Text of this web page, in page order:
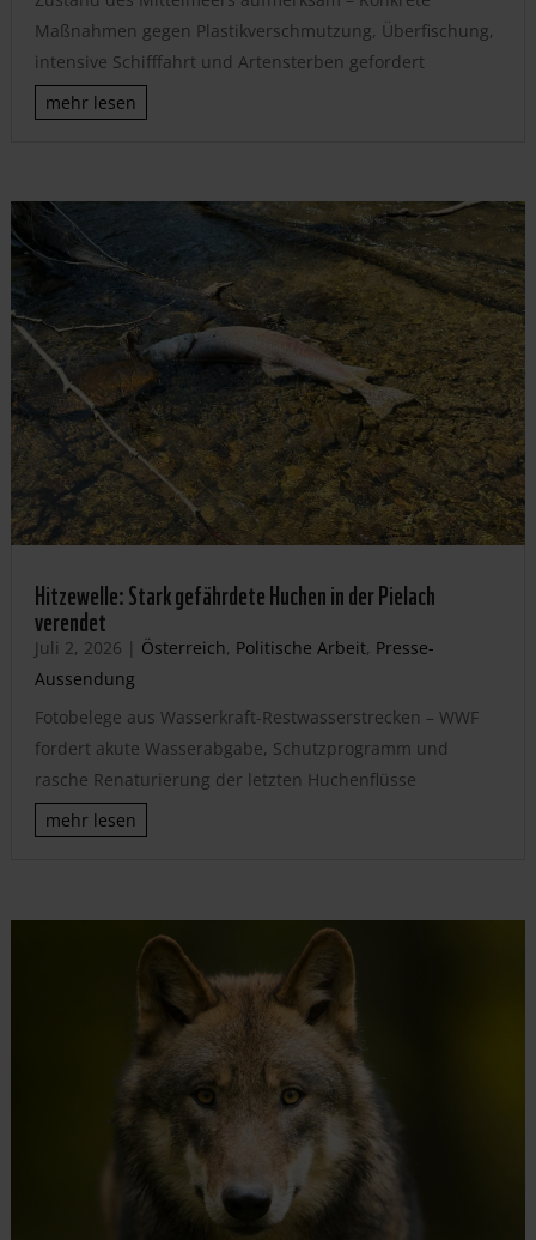
Maßnahmen gegen Plastikverschmutzung, Überfischung,
intensive Schifffahrt und Artensterben gefordert
mehr lesen
Hitzewelle: Stark gefährdete Huchen in der Pielach
verendet
Juli 2, 2026 | Österreich, Politische Arbeit, Presse-
Aussendung
Fotobelege aus Wasserkraft-Restwasserstrecken – WWF
fordert akute Wasserabgabe, Schutzprogramm und
rasche Renaturierung der letzten Huchenflüsse
mehr lesen